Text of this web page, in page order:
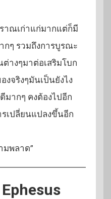
าณเก่าแก่มากแต่ก็มี
กๆ รวมถึงการบูรณะ
างๆมาต่อเสริมโบก
งจริงๆมันเป็นยังไง
ากๆ คงต้องไปอีก
เปลี่ยนแปลงขึ้นอีก
มพลาด”